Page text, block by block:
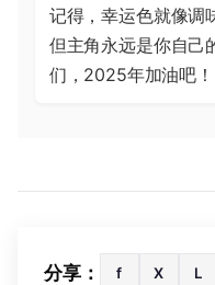
记得，幸运色就像调
但主角永远是你自己
们，2025年加油吧！
分享： f X L